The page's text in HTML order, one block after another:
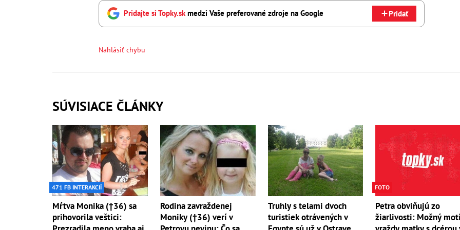
Pridajte si Topky.skmedzi Vaše preferované zdroje na Google Pridať
Nahlásiť chybu
SÚVISIACE ČLÁNKY
471 FB INTERAKCIÍ
Mŕtva Monika (†36) sa
prihovorila veštici:
Rodina zavraždenej
Moniky (†36) verí v
Truhly s telami dvoch
turistiek otrávených v
FOTO
Petra obviňujú zo
žiarlivosti: Možný